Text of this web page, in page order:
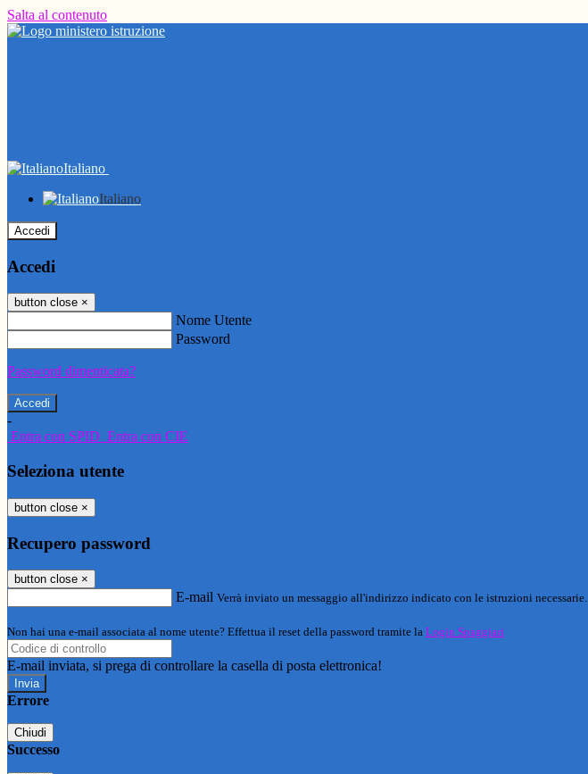
Salta al contenuto
Italiano
Italiano
Accedi
Accedi
button close ×
Nome Utente
Password
Password dimenticata?
-
Entra con SPID Entra con CIE
Seleziona utente
button close ×
Recupero password
button close ×
E-mail Verrà inviato un messaggio all'indirizzo indicato con le istruzioni necessarie.
Non hai una e-mail associata al nome utente? Effettua il reset della password tramite la Login Spaggiari
E-mail inviata, si prega di controllare la casella di posta elettronica!
Errore
Chiudi
Successo